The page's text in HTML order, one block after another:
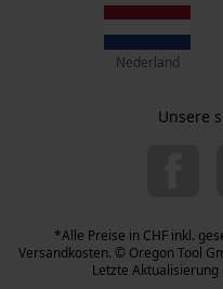
Telefon Erreichbarkeit:
Mo.-Fr.: 07:00 - 18:00 Uhr
Nederland
Unsere
*Alle Preise in CHF inkl.
Versandkosten. © Oregon Tool
Letzte Aktualisierung